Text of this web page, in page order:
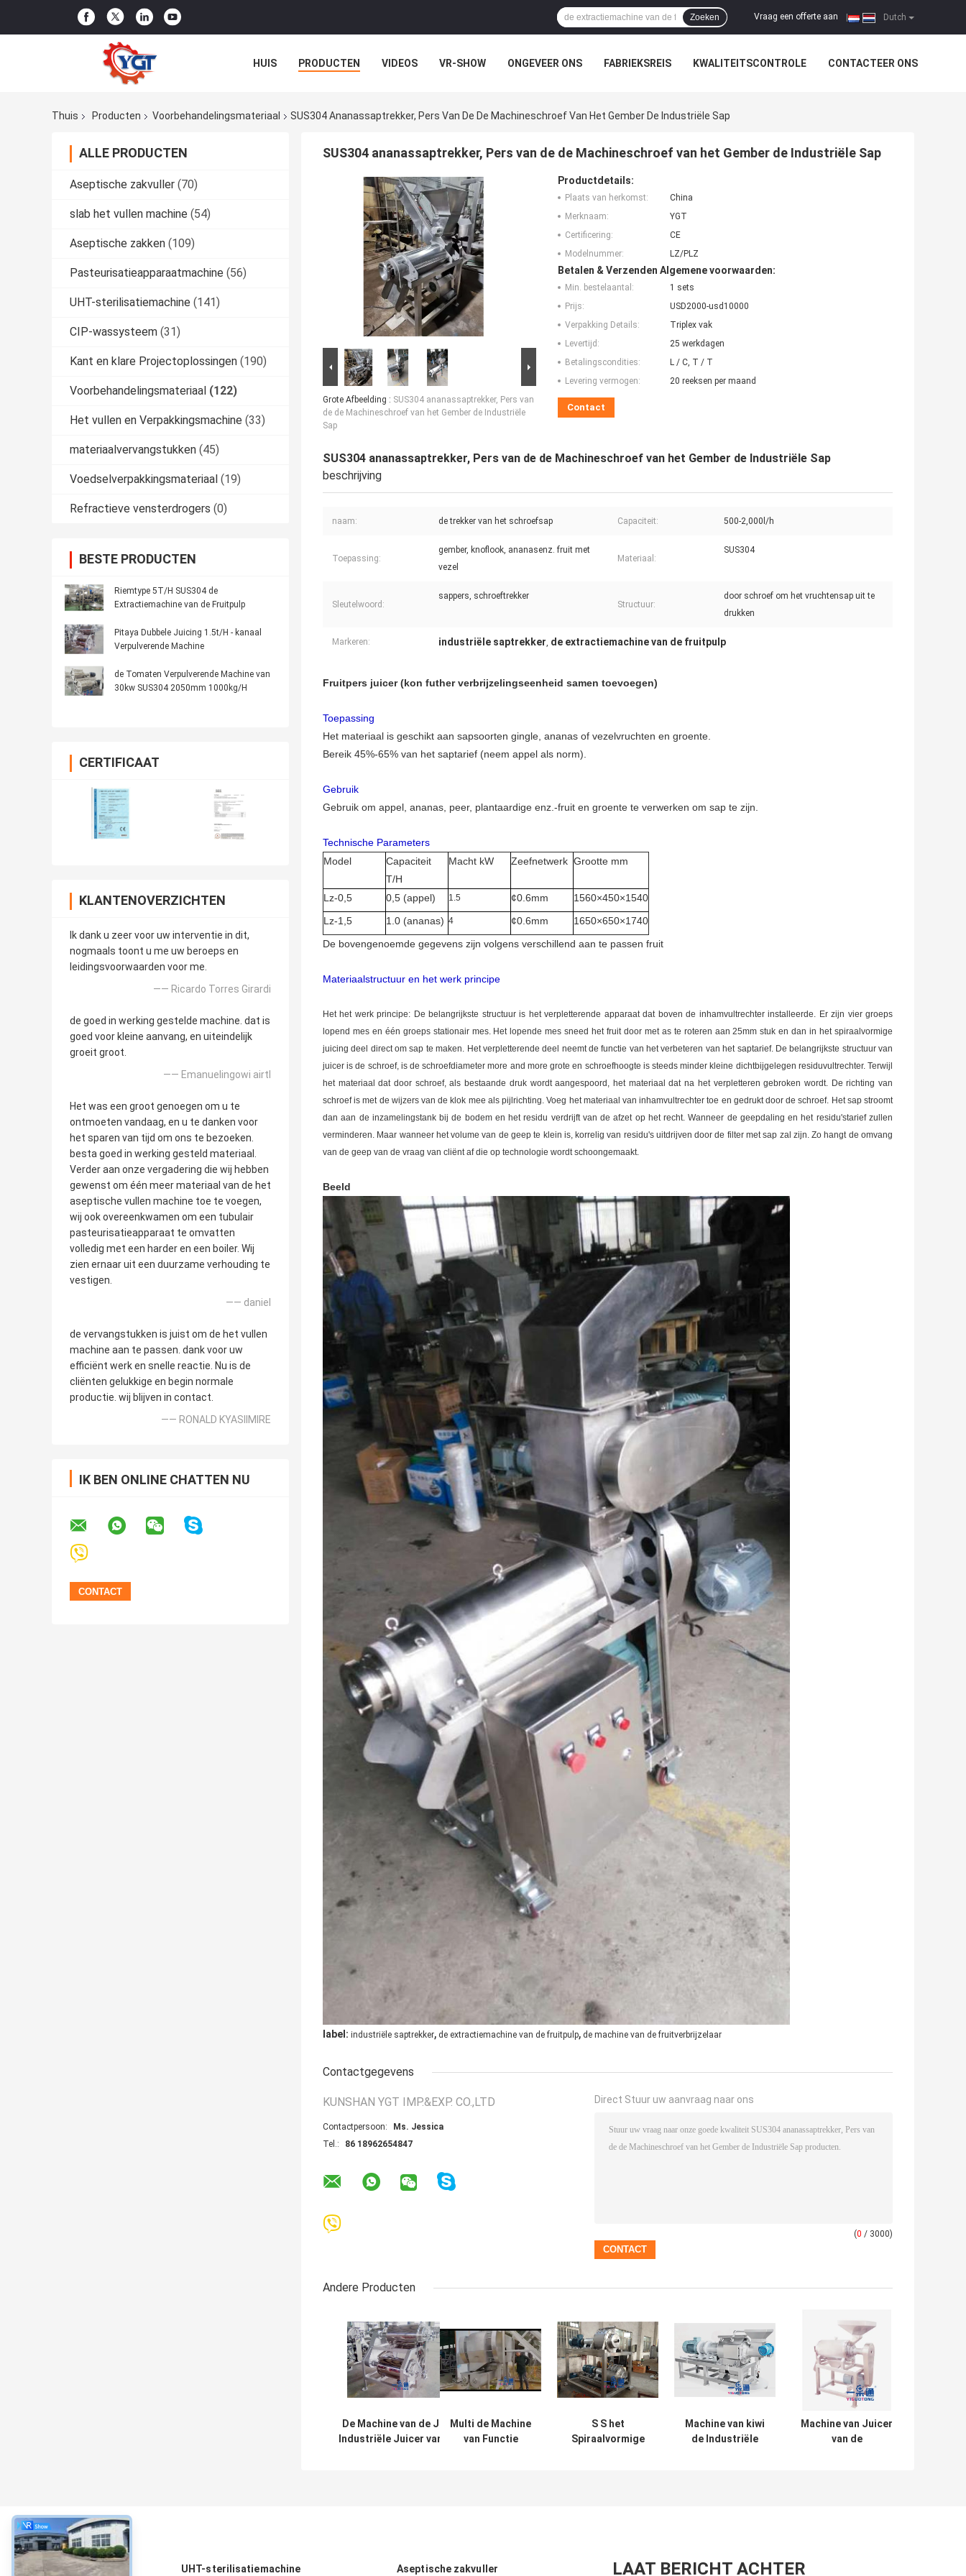
Dutch
Vraag een offerte aan
Zoeken
HUIS PRODUCTEN VIDEOS VR-SHOW ONGEVEER ONS FABRIEKSREIS KWALITEITSCONTROLE CONTACTEER ONS
Thuis
Producten Voorbehandelingsmateriaal SUS304 Ananassaptrekker, Pers Van De De Machineschroef Van Het Gember De Industriële Sap
ALLE PRODUCTEN
Aseptische zakvuller (70)
slab het vullen machine (54)
Aseptische zakken (109)
Pasteurisatieapparaatmachine (56)
UHT-sterilisatiemachine (141)
CIP-wassysteem (31)
Kant en klare Projectoplossingen (190)
Voorbehandelingsmateriaal (122)
Het vullen en Verpakkingsmachine (33)
materiaalvervangstukken (45)
Voedselverpakkingsmateriaal (19)
Refractieve vensterdrogers (0)
BESTE PRODUCTEN
Riemtype 5T/H SUS304 de
Extractiemachine van de Fruitpulp
Pitaya Dubbele Juicing 1.5t/H - kanaal
Verpulverende Machine
de Tomaten Verpulverende Machine van
30kw SUS304 2050mm 1000kg/H
CERTIFICAAT
KLANTENOVERZICHTEN
Ik dank u zeer voor uw interventie in dit,
nogmaals toont u me uw beroeps en
leidingsvoorwaarden voor me.
—— Ricardo Torres Girardi
de goed in werking gestelde machine. dat is
goed voor kleine aanvang, en uiteindelijk
groeit groot.
—— Emanuelingowi airtl
Het was een groot genoegen om u te
ontmoeten vandaag, en u te danken voor
het sparen van tijd om ons te bezoeken.
besta goed in werking gesteld materiaal.
Verder aan onze vergadering die wij hebben
gewenst om één meer materiaal van de het
aseptische vullen machine toe te voegen,
wij ook overeenkwamen om een tubulair
pasteurisatieapparaat te omvatten
volledig met een harder en een boiler. Wij
zien ernaar uit een duurzame verhouding te
vestigen.
—— daniel
de vervangstukken is juist om de het vullen
machine aan te passen. dank voor uw
efficiënt werk en snelle reactie. Nu is de
cliënten gelukkige en begin normale
productie. wij blijven in contact.
—— RONALD KYASIIMIRE
IK BEN ONLINE CHATTEN NU
SUS304 ananassaptrekker, Pers van de de Machineschroef van het Gember de Industriële Sap
Grote Afbeelding : SUS304 ananassaptrekker, Pers van
de de Machineschroef van het Gember de Industriële
Sap
Productdetails:
Plaats van herkomst:
China
Merknaam:
YGT
Certificering:
CE
Modelnummer:
LZ/PLZ
Betalen & Verzenden Algemene voorwaarden:
Min. bestelaantal:
1 sets
Prijs:
USD2000-usd10000
Verpakking Details:
Triplex vak
Levertijd:
25 werkdagen
Betalingscondities:
L / C, T / T
Levering vermogen:
20 reeksen per maand
Contact
SUS304 ananassaptrekker, Pers van de de Machineschroef van het Gember de Industriële Sap
beschrijving
naam: de trekker van het schroefsap Capaciteit: 500-2,000l/h
Toepassing:
gember, knoflook, ananasenz. fruit met
vezel
Materiaal:
SUS304
Sleutelwoord:
sappers, schroeftrekker
Structuur:
door schroef om het vruchtensap uit te
drukken
Markeren: industriële saptrekker, de extractiemachine van de fruitpulp
Fruitpers juicer (kon futher verbrijzelingseenheid samen toevoegen)
Toepassing
Het materiaal is geschikt aan sapsoorten gingle, ananas of vezelvruchten en groente.
Bereik 45%-65% van het saptarief (neem appel als norm).
Gebruik
Gebruik om appel, ananas, peer, plantaardige enz.-fruit en groente te verwerken om sap te zijn.
Technische Parameters
Model
Capaciteit
T/H
Macht kW Zeefnetwerk Grootte mm
Lz-0,5 0,5 (appel) 1.5 ¢0.6mm
1560×450×1540
Lz-1,5
1.0 (ananas) 4 ¢0.6mm
1650×650×1740
De bovengenoemde gegevens zijn volgens verschillend aan te passen fruit
Materiaalstructuur en het werk principe
Het het werk principe: De belangrijkste structuur is het verpletterende apparaat dat boven de inhamvultrechter installeerde. Er zijn vier groeps
lopend mes en één groeps stationair mes. Het lopende mes sneed het fruit door met as te roteren aan 25mm stuk en dan in het spiraalvormige
juicing deel direct om sap te maken. Het verpletterende deel neemt de functie van het verbeteren van het saptarief. De belangrijkste structuur van
juicer is de schroef, is de schroefdiameter more and more grote en schroefhoogte is steeds minder kleine dichtbijgelegen residuvultrechter. Terwijl
het materiaal dat door schroef, als bestaande druk wordt aangespoord, het materiaal dat na het verpletteren gebroken wordt. De richting van
schroef is met de wijzers van de klok mee als pijlrichting. Voeg het materiaal van inhamvultrechter toe en gedrukt door de schroef. Het sap stroomt
dan aan de inzamelingstank bij de bodem en het residu verdrijft van de afzet op het recht. Wanneer de geepdaling en het residu'starief zullen
verminderen. Maar wanneer het volume van de geep te klein is, korrelig van residu's uitdrijven door de filter met sap zal zijn. Zo hangt de omvang
van de geep van de vraag van cliënt af die op technologie wordt schoongemaakt.
Beeld
label: industriële saptrekker, de extractiemachine van de fruitpulp, de machine van de fruitverbrijzelaar
Contactgegevens
KUNSHAN YGT IMP.&EXP. CO.,LTD
Contactpersoon:
Ms. Jessica
Tel.:
86 18962654847
Direct Stuur uw aanvraag naar ons
(0 / 3000)
Andere Producten
De Machine van de Jam
Industriële Juicer van de
Multi de Machine
van Functie
S S het
Spiraalvormige
Machine van kiwi
de Industriële
Machine van Juicer
van de
Over UHT-sterilisatiemachine Aseptische zakvuller LAAT BERICHT ACHTER